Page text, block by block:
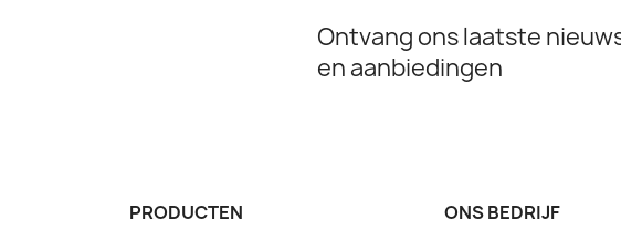
Ontvang ons laatste
en aanbiedingen
PRODUCTEN ONS BEDRIJF